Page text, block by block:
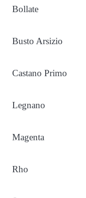
Bollate
Busto Arsizio
Castano Primo
Legnano
Magenta
Rho